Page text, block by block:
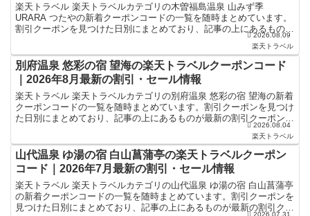
楽天トラベル 楽天トラベルカテゴリの木曽福島温泉 山みず季
URARA つたやの新着クーポンコードの一覧を随時まとめています。
割引クーポンを見つけた日別にまとめており、記事の上にあるものが
最新の割引クーポンになります。ホテル・旅館宿泊の予約...2026.08.09
楽天トラベル
別府温泉 悠彩の宿 望海の楽天トラベルクーポンコード
｜2026年8月最新の割引・セール情報
楽天トラベル 楽天トラベルカテゴリの別府温泉 悠彩の宿 望海の新着
クーポンコードの一覧を随時まとめています。割引クーポンを見つけ
た日別にまとめており、記事の上にあるものが最新の割引クーポンに
なります。ホテル・旅館宿泊の予約などで使えるクーポ...
2026.08.04
楽天トラベル
山代温泉 ゆ湯の宿 白山菖蒲亭の楽天トラベルクーポン
コード｜2026年7月最新の割引・セール情報
楽天トラベル 楽天トラベルカテゴリの山代温泉 ゆ湯の宿 白山菖蒲亭
の新着クーポンコードの一覧を随時まとめています。割引クーポンを
見つけた日別にまとめており、記事の上にあるものが最新の割引クー
2026.07.31